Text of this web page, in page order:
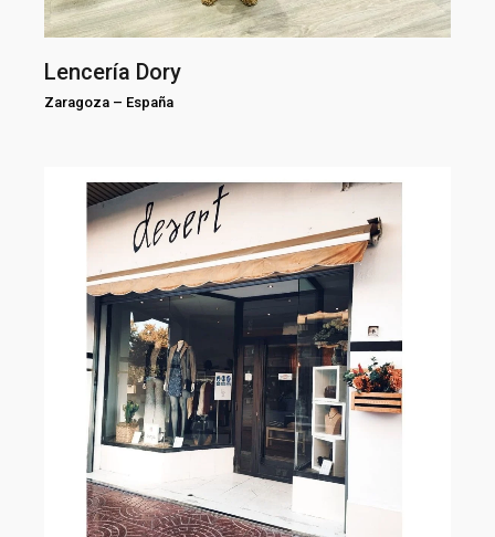
Lencería Dory
Zaragoza – España